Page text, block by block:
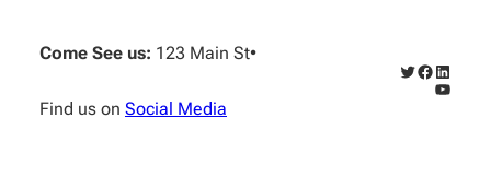
Come See us: 123 Main St•
Find us on Social Media
X Facebook